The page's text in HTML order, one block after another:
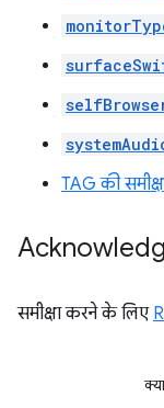
TAG की
समीक्षा करने के लिए